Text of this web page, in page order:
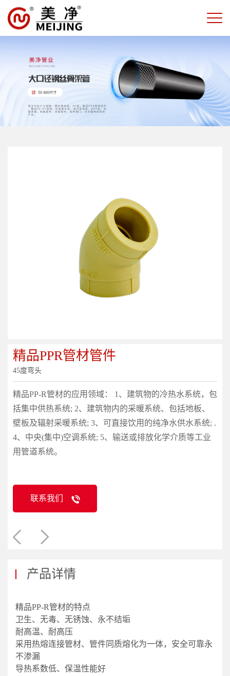
精品PPR管材管件
45度弯头
精品PP-R管材的应用领域： 1、建筑物的冷热水系统，包
括集中供热系统; 2、建筑物内的采暖系统、包括地板、
壁板及辐射采暖系统; 3、可直接饮用的纯净水供水系统; .
4、中央(集中)空调系统; 5、输送或排放化学介质等工业
用管道系统。
联系我们
产品详情
精品PP-R管材的特点
卫生、无毒、无锈蚀、永不结垢
耐高温、耐高压
采用热熔连接管材、管件同质熔化为一体，安全可靠永
不渗漏
导热系数低、保温性能好